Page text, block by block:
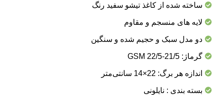
ساخته شده از کاغذ تیشو سفید رنگ
لایه های منسجم و مقاوم
دو مدل سبک و حجیم شده و سنگین
گرماژ: 21/5-22/5 GSM
اندازه هر برگ: 22×14 سانتی‌متر
بسته بندی : نایلونی